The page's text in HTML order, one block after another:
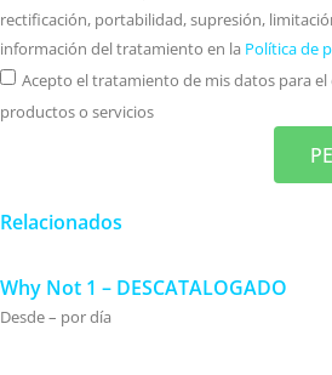
rectificación, portabilidad, supresión,
información del tratamiento en la Política de
Acepto el tratamiento de mis datos para
productos o servicios
Relacionados
Why Not 1 – DESCATALOGADO
Desde – por día